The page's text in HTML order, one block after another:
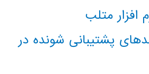
افزار متلب
پشتیبانی شونده در